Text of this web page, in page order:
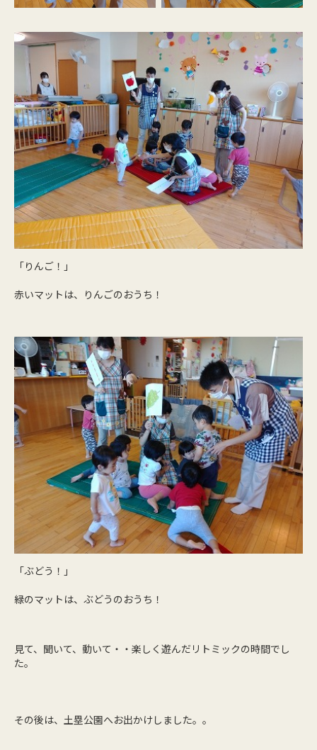
「りんご！」
赤いマットは、りんごのおうち！
「ぶどう！」
緑のマットは、ぶどうのおうち！
見て、聞いて、動いて・・楽しく遊んだリトミックの時間でし
た。
その後は、土塁公園へお出かけしました。。